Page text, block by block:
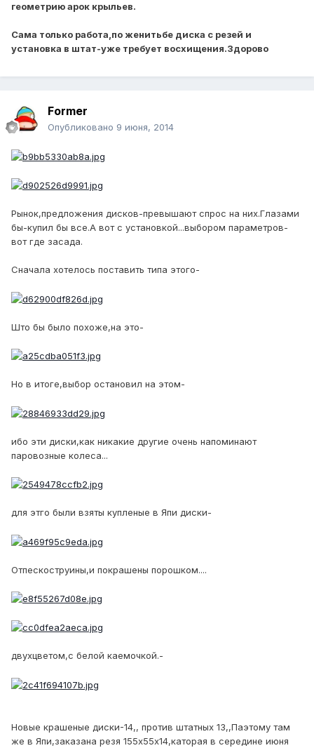
геометрию арок крыльев.
Сама только работа,по женитьбе диска с резей и
установка в штат-уже требует восхищения.Здорово
Former
Опубликовано 9 июня, 2014
Рынок,предложения дисков-превышают спрос на них.Глазами
бы-купил бы все.А вот с установкой...выбором параметров-
вот где засада.
Сначала хотелось поставить типа этого-
Што бы было похоже,на это-
Но в итоге,выбор остановил на этом-
ибо эти диски,как никакие другие очень напоминают
паровозные колеса...
для этго были взяты купленые в Япи диски-
Отпескоструины,и покрашены порошком....
двухцветом,с белой каемочкой.-
Новые крашеные диски-14,, против штатных 13,,Паэтому там
же в Япи,заказана резя 155х55х14,каторая в середине июня